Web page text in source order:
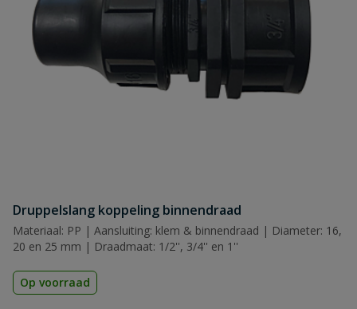
Druppelslang koppeling binnendraad
Materiaal: PP | Aansluiting: klem & binnendraad | Diameter: 16,
20 en 25 mm | Draadmaat: 1/2'', 3/4'' en 1''
Op voorraad